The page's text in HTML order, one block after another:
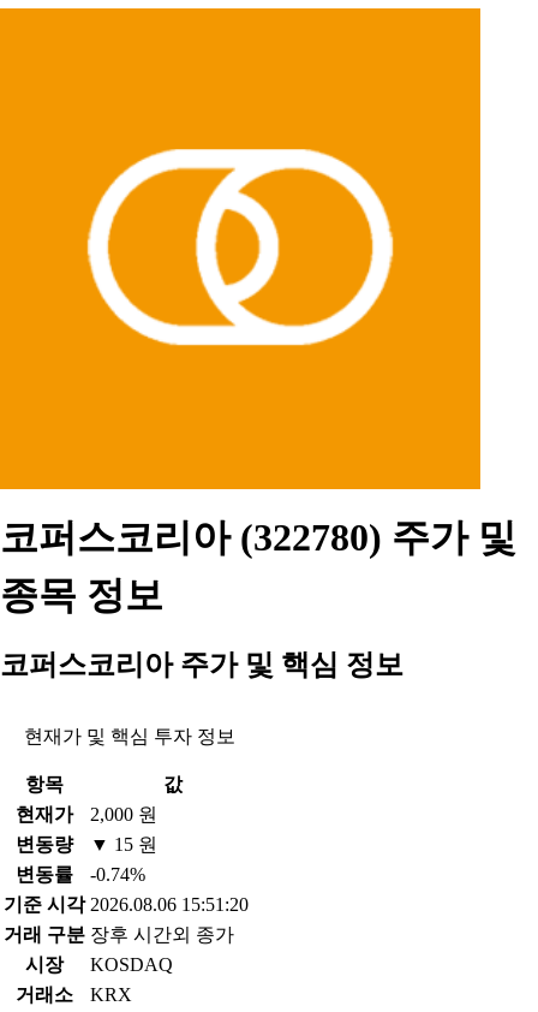
코퍼스코리아 (322780) 주가 및
종목 정보
코퍼스코리아 주가 및 핵심 정보
현재가 및 핵심 투자 정보
항목
값
현재가
2,000 원
변동량
▼ 15 원
변동률
-0.74%
기준 시각 2026.08.06 15:51:20
거래 구분 장후 시간외 종가
시장
KOSDAQ
거래소
KRX